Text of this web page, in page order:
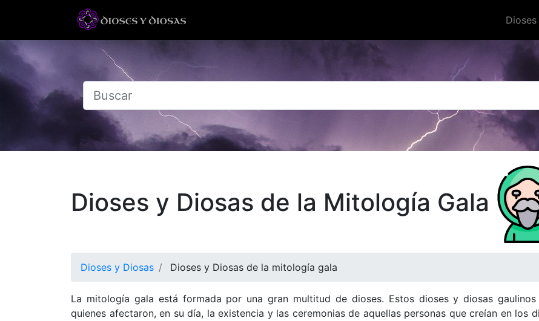
Dioses y Diosas de la Mitología Gala
Dioses y Diosas Dioses y Diosas de la mitología gala
La mitología gala está formada por una gran multitud de dioses. Estos dioses y diosas gaulinos
quienes afectaron, en su día, la existencia y las ceremonias de aquellas personas que creían en los